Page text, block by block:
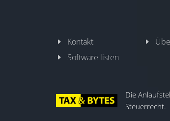
Kontakt
Software listen
Die
Steuerrecht.